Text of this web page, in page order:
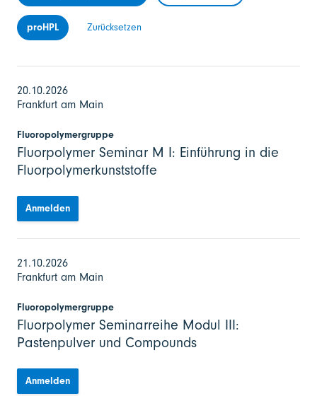
proHPL Zurücksetzen
20.10.2026
Frankfurt am Main
Fluoropolymergruppe
Fluorpolymer Seminar M I: Einführung in die
Fluorpolymerkunststoffe
Anmelden
21.10.2026
Frankfurt am Main
Fluoropolymergruppe
Fluorpolymer Seminarreihe Modul III:
Pastenpulver und Compounds
Anmelden